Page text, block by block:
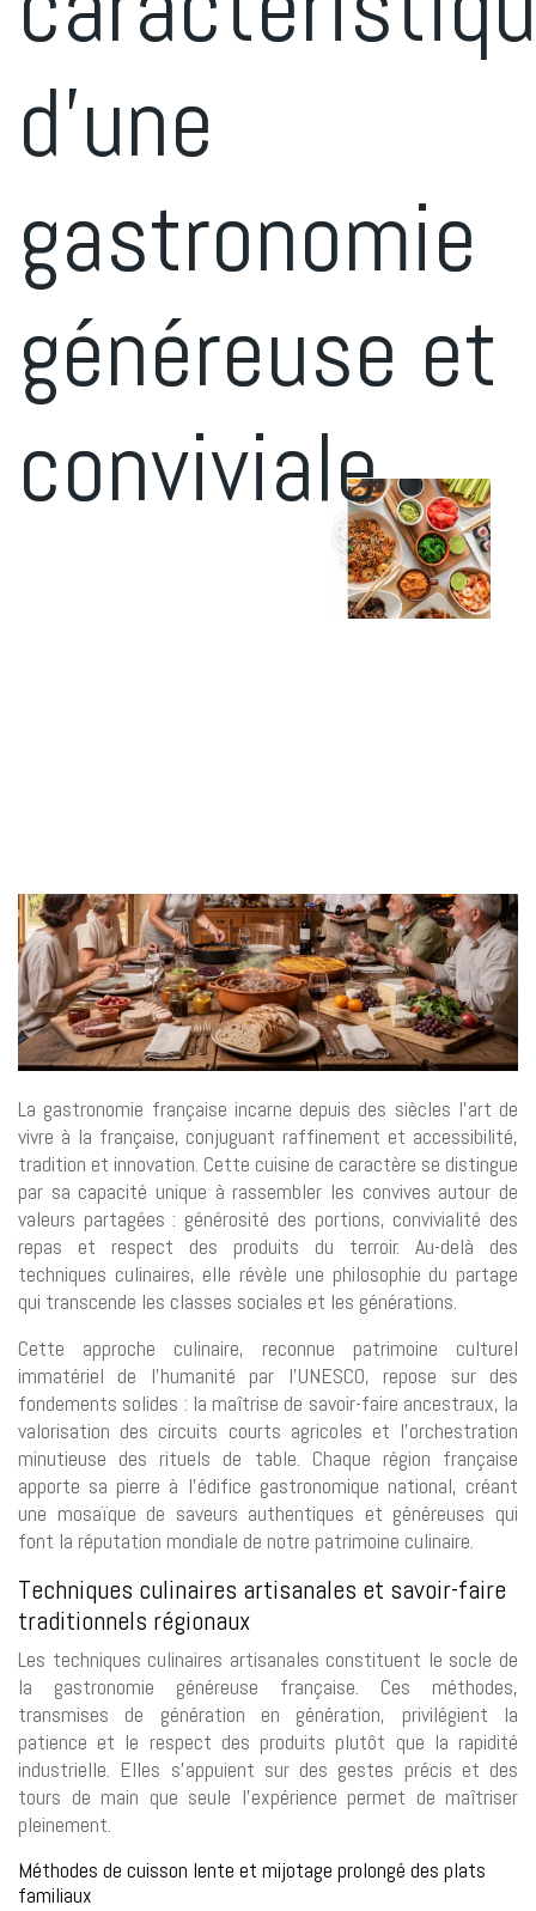
d’une
gastronomie
généreuse et
conviviale
La gastronomie française incarne depuis des siècles l’art de
vivre à la française, conjuguant raffinement et accessibilité,
tradition et innovation. Cette cuisine de caractère se distingue
par sa capacité unique à rassembler les convives autour de
valeurs partagées : générosité des portions, convivialité des
repas et respect des produits du terroir. Au-delà des
techniques culinaires, elle révèle une philosophie du partage
qui transcende les classes sociales et les générations.
Cette approche culinaire, reconnue patrimoine culturel
immatériel de l’humanité par l’UNESCO, repose sur des
fondements solides : la maîtrise de savoir-faire ancestraux, la
valorisation des circuits courts agricoles et l’orchestration
minutieuse des rituels de table. Chaque région française
apporte sa pierre à l’édifice gastronomique national, créant
une mosaïque de saveurs authentiques et généreuses qui
font la réputation mondiale de notre patrimoine culinaire.
Techniques culinaires artisanales et savoir-faire
traditionnels régionaux
Les techniques culinaires artisanales constituent le socle de
la gastronomie généreuse française. Ces méthodes,
transmises de génération en génération, privilégient la
patience et le respect des produits plutôt que la rapidité
industrielle. Elles s’appuient sur des gestes précis et des
tours de main que seule l’expérience permet de maîtriser
pleinement.
Méthodes de cuisson lente et mijotage prolongé des plats
familiaux